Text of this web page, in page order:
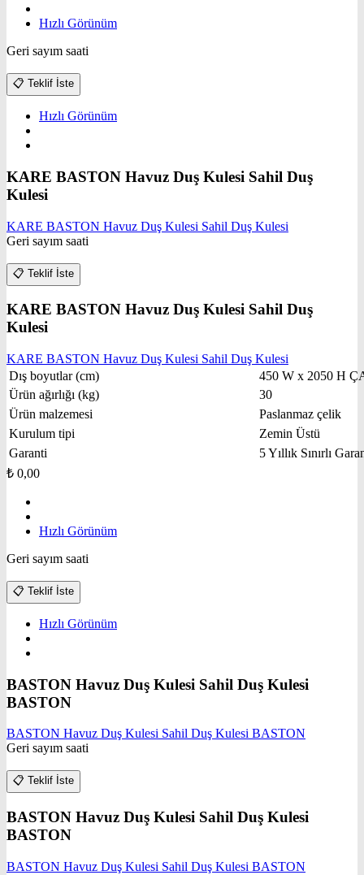
Hızlı Görünüm
Geri sayım saati
📋 Teklif İste
Hızlı Görünüm
KARE BASTON Havuz Duş Kulesi Sahil Duş
Kulesi
KARE BASTON Havuz Duş Kulesi Sahil Duş Kulesi
Geri sayım saati
📋 Teklif İste
KARE BASTON Havuz Duş Kulesi Sahil Duş
Kulesi
KARE BASTON Havuz Duş Kulesi Sahil Duş Kulesi
Dış boyutlar (cm)
450 W x 2050 H
Ürün ağırlığı (kg)
30
Ürün malzemesi
Paslanmaz çelik
Kurulum tipi
Zemin Üstü
Garanti
5 Yıllık Sınırlı
₺ 0,00
Hızlı Görünüm
Geri sayım saati
📋 Teklif İste
Hızlı Görünüm
BASTON Havuz Duş Kulesi Sahil Duş Kulesi
BASTON
BASTON Havuz Duş Kulesi Sahil Duş Kulesi BASTON
Geri sayım saati
📋 Teklif İste
BASTON Havuz Duş Kulesi Sahil Duş Kulesi
BASTON
BASTON Havuz Duş Kulesi Sahil Duş Kulesi BASTON